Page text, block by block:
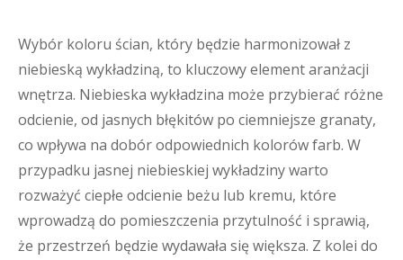
Wybór koloru ścian, który będzie harmonizował z
niebieską wykładziną, to kluczowy element aranżacji
wnętrza. Niebieska wykładzina może przybierać różne
odcienie, od jasnych błękitów po ciemniejsze granaty,
co wpływa na dobór odpowiednich kolorów farb. W
przypadku jasnej niebieskiej wykładziny warto
rozważyć ciepłe odcienie beżu lub kremu, które
wprowadzą do pomieszczenia przytulność i sprawią,
że przestrzeń będzie wydawała się większa. Z kolei do